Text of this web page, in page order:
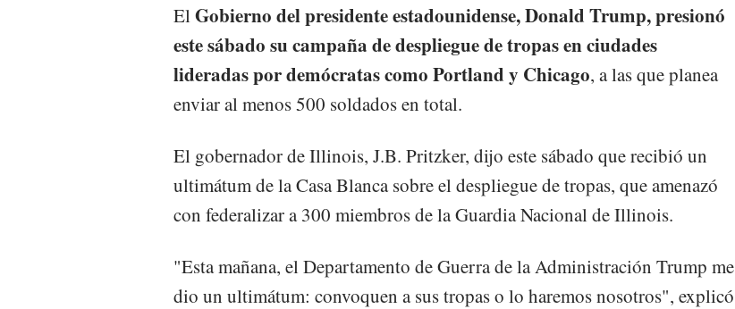
El Gobierno del presidente estadounidense, Donald Trump, presionó
este sábado su campaña de despliegue de tropas en ciudades
lideradas por demócratas como Portland y Chicago, a las que planea
enviar al menos 500 soldados en total.
El gobernador de Illinois, J.B. Pritzker, dijo este sábado que recibió un
ultimátum de la Casa Blanca sobre el despliegue de tropas, que amenazó
con federalizar a 300 miembros de la Guardia Nacional de Illinois.
"Esta mañana, el Departamento de Guerra de la Administración Trump me
dio un ultimátum: convoquen a sus tropas o lo haremos nosotros", explicó